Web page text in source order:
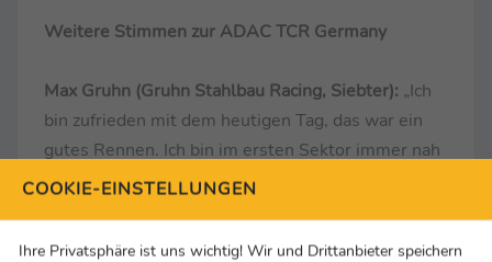
Weitere Stimmen zur ADAC TCR Germany
Max Gruhn (Gruhn Stahlbau Racing, Siebter): „Ich
bin zufrieden mit dem heutigen Tag, das war ein
gutes Rennen. Ich bin im ersten Sektor immer nah
an Roland Hertner rangekommen, hatte aber dann
heite ein guter Tag.“
COOKIE-EINSTELLUNGEN
Ihre Privatsphäre ist uns wichtig! Wir und Drittanbieter speichern